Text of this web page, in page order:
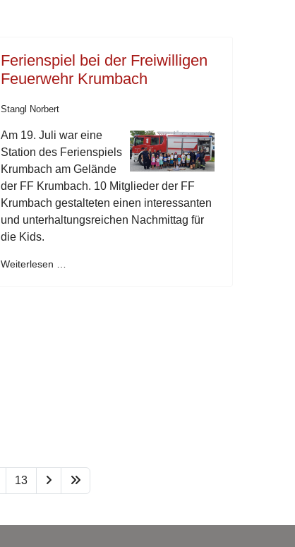
Ferienspiel bei der Freiwilligen
Feuerwehr Krumbach
Stangl Norbert
Am 19. Juli war eine
Station des Ferienspiels
Krumbach am Gelände
der FF Krumbach. 10 Mitglieder der FF
Krumbach gestalteten einen interessanten
und unterhaltungsreichen Nachmittag für
die Kids.
Weiterlesen …
13